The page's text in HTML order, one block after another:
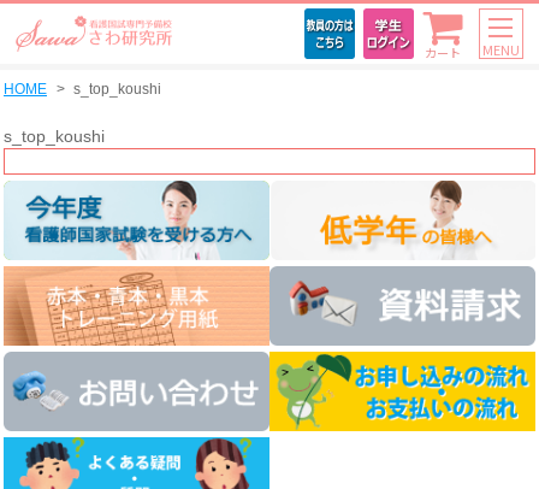
カート MENU
HOME s_top_koushi
s_top_koushi